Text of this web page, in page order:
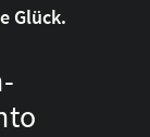
Glück.